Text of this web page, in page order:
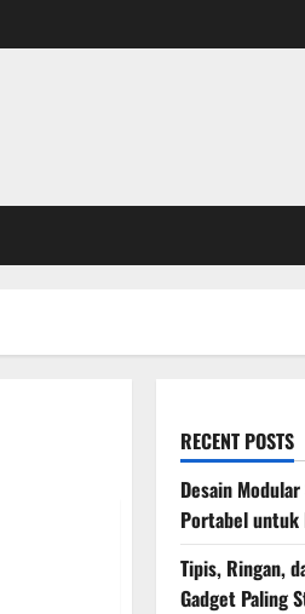
RECENT POSTS
Desain
Portabel untuk
Tipis, Ringan,
Gadget Paling